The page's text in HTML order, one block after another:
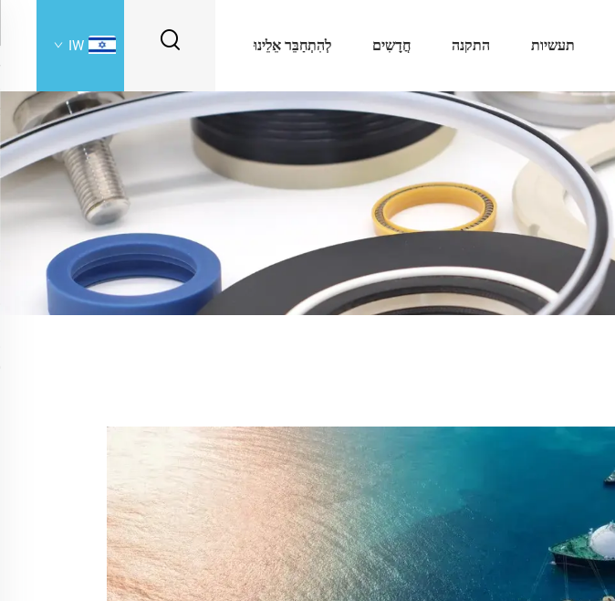
תעשיות התקנה חֲדָשִים לְהִתְחַבֵּר אֵלֵינוּ IW